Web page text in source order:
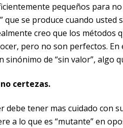
pequeños para
se produce cuando usted
creo que los métodos
pero no son perfectos.
de “sin valor”, algo
certezas.
tener mas cuidado con
a lo que es “mutante” en